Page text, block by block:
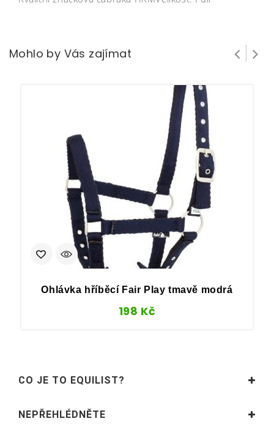
Mohlo by Vás zajímat
Ohlávka hříběcí Fair Play tmavě modrá
198 Kč
CO JE TO EQUILIST?
NEPŘEHLÉDNĚTE